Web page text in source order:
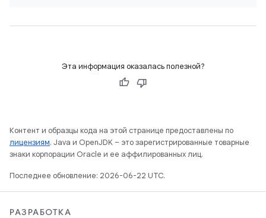
Эта информация оказалась полезной?
Контент и образцы кода на этой странице предоставлены по
лицензиям. Java и OpenJDK – это зарегистрированные товарные
знаки корпорации Oracle и ее аффилированных лиц.
Последнее обновление: 2026-06-22 UTC.
РАЗРАБОТКА